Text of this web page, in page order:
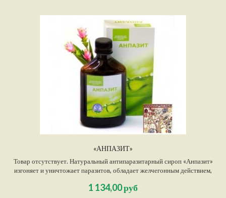
«АНПАЗИТ»
Товар отсутствует. Натуральный антипаразитарный сироп «Анпазит»
изгоняет и уничтожает паразитов, обладает желчегонным действием,
избыточной влаги и устранению отечности.
1 134,00 руб